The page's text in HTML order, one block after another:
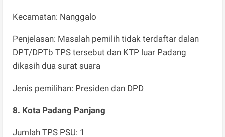
Kecamatan: Nanggalo
Penjelasan: Masalah pemilih tidak terdaftar dalan
DPT/DPTb TPS tersebut dan KTP luar Padang
dikasih dua surat suara
Jenis pemilihan: Presiden dan DPD
8. Kota Padang Panjang
Jumlah TPS PSU: 1